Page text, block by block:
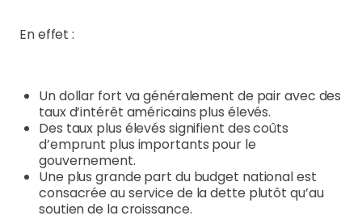
En effet :
Un dollar fort va généralement de pair avec des
taux d’intérêt américains plus élevés.
Des taux plus élevés signifient des coûts
d’emprunt plus importants pour le
gouvernement.
Une plus grande part du budget national est
consacrée au service de la dette plutôt qu’au
soutien de la croissance.